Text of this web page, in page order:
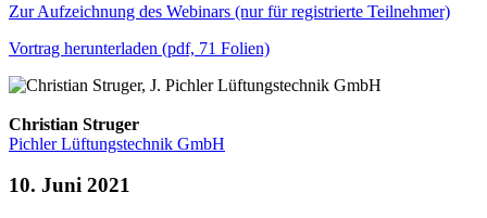
Zur Aufzeichnung des Webinars (nur für registrierte Teilnehmer)
Vortrag herunterladen (pdf, 71 Folien)
Christian Struger
Pichler Lüftungstechnik GmbH
10. Juni 2021